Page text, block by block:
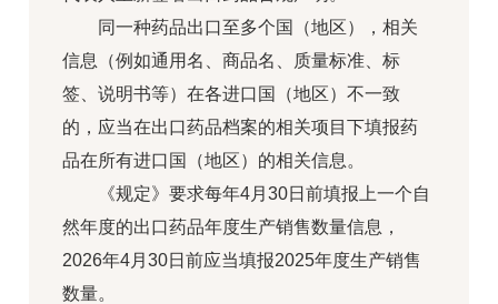
同一种药品出口至多个国（地区），相关
信息（例如通用名、商品名、质量标准、标
签、说明书等）在各进口国（地区）不一致
的，应当在出口药品档案的相关项目下填报药
品在所有进口国（地区）的相关信息。
《规定》要求每年4月30日前填报上一个自
然年度的出口药品年度生产销售数量信息，
2026年4月30日前应当填报2025年度生产销售
数量。